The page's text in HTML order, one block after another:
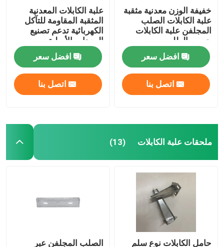
خفيفة الوزن معدنية مثقبة
علبة الكابلات الصلب
المجلفن علبة الكابلات
حسب الطلب
افضل سعر
اتصل بنا
علبة الكابلات المعدنية
المثقبة المقاومة للتآكل
الكهربائية تدعم تصنيع
المعدات الأصلية
افضل سعر
اتصل بنا
ملحقات علبة الكابلات (13)
حامل الكابلات نوع سلم
الصلب المجلفن عبر